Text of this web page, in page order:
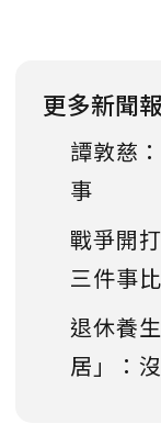
更多新聞
譚敦慈
事
戰爭開
三件事
退休養
居」：